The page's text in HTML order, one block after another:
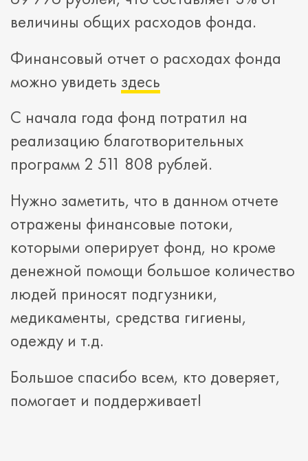
величины общих расходов фонда.
Финансовый отчет о расходах фонда
можно увидеть здесь
С начала года фонд потратил на
реализацию благотворительных
программ 2 511 808 рублей.
Нужно заметить, что в данном отчете
отражены финансовые потоки,
которыми оперирует фонд, но кроме
денежной помощи большое количество
людей приносят подгузники,
медикаменты, средства гигиены,
одежду и т.д.
Большое спасибо всем, кто доверяет,
помогает и поддерживает!